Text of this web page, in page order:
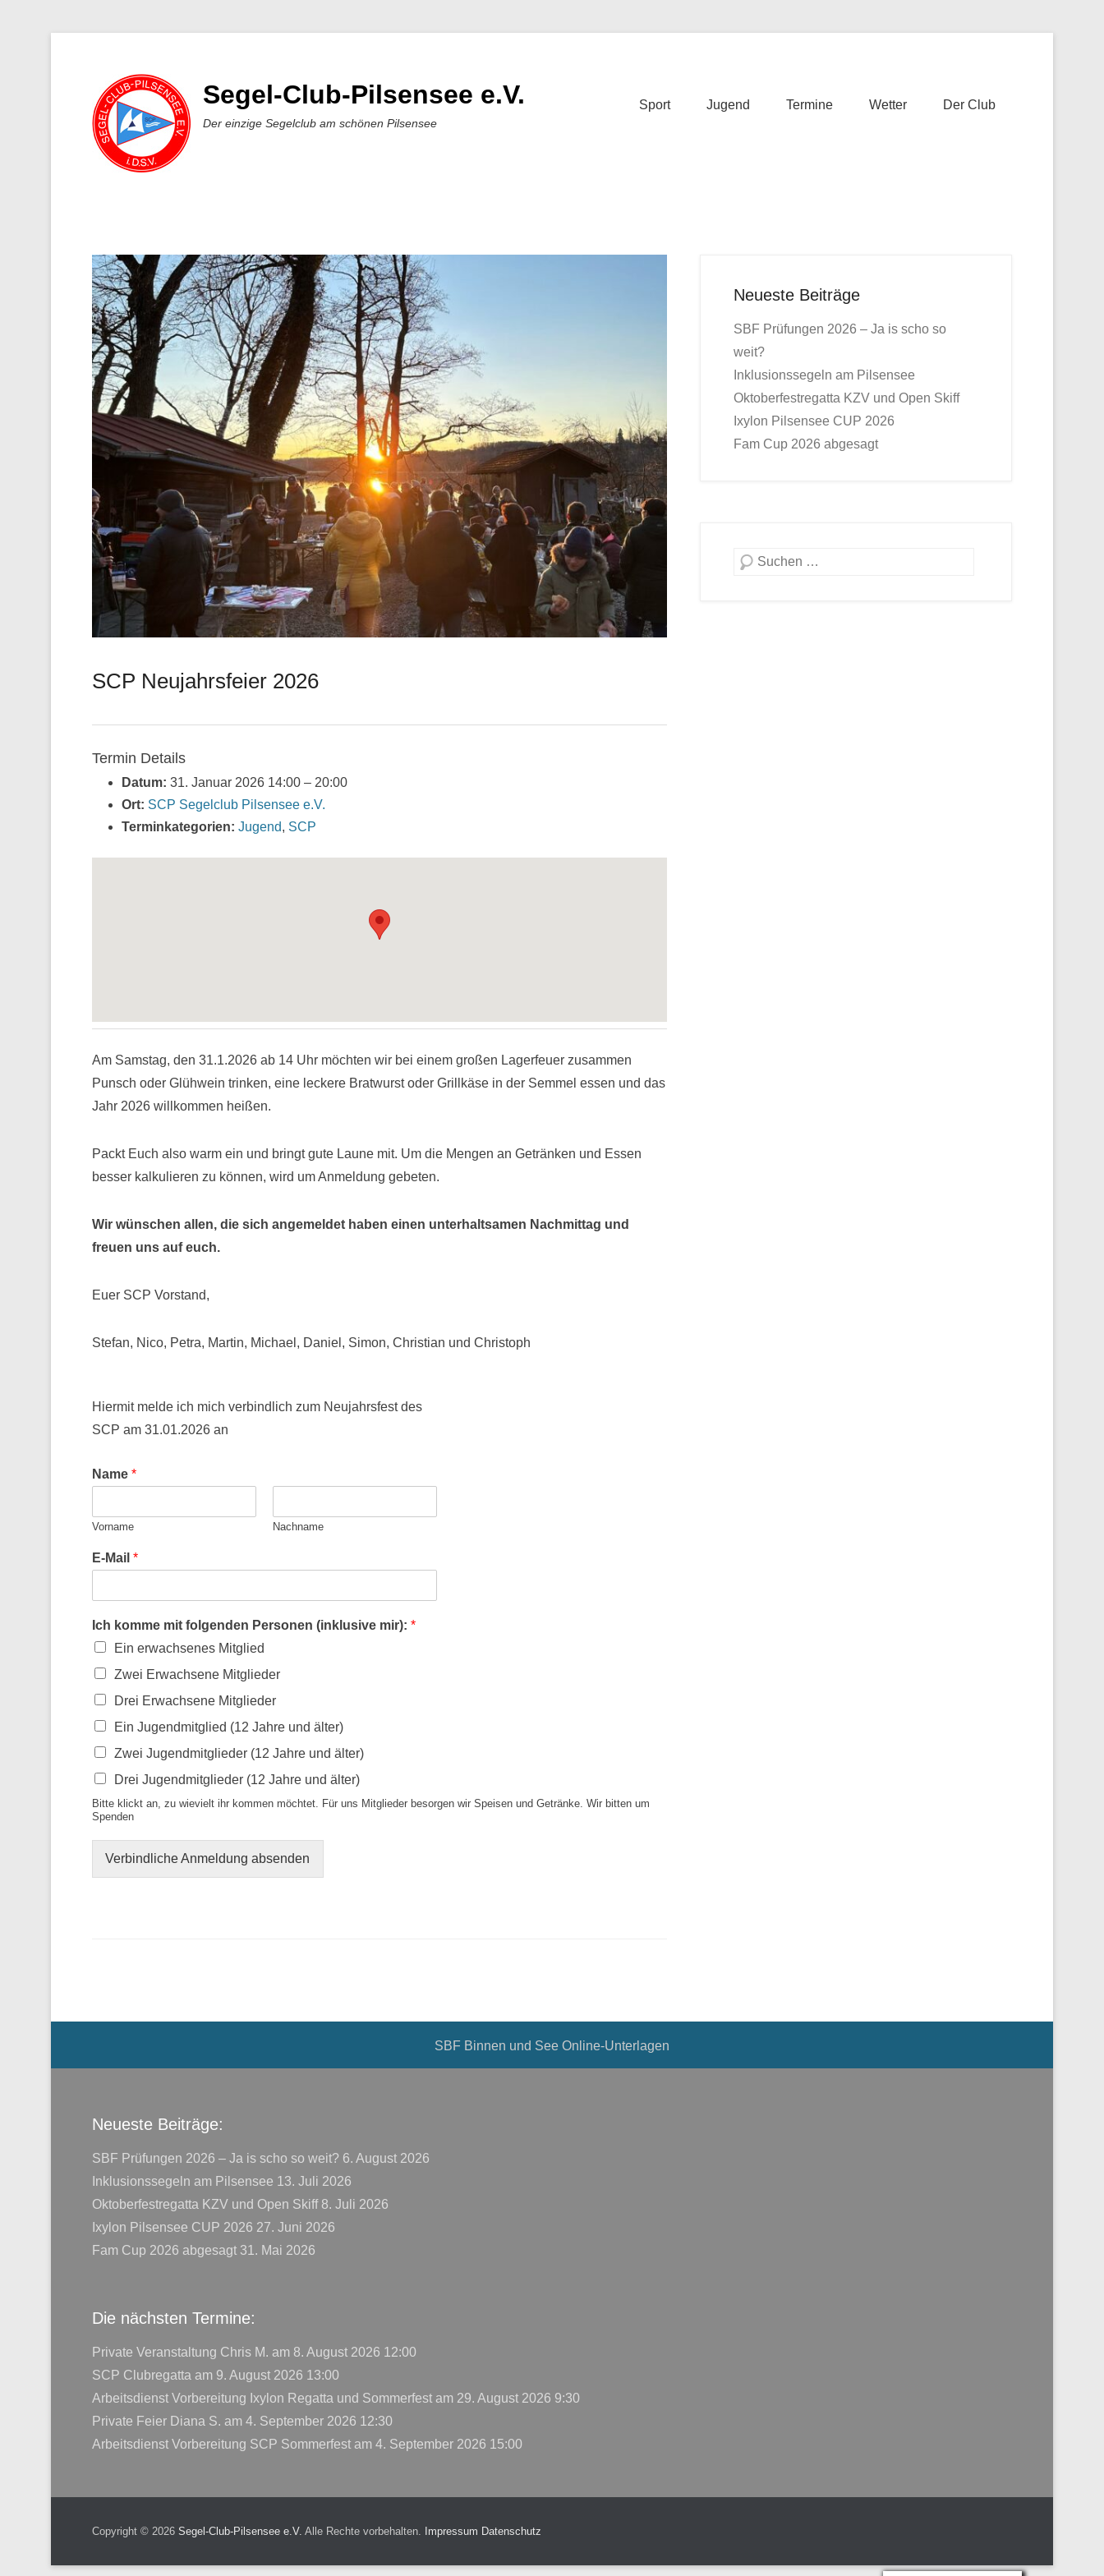
Segel-Club-Pilsensee e.V.
Der einzige Segelclub am schönen Pilsensee
Sport Jugend Termine Wetter Der Club
SCP Neujahrsfeier 2026
Termin Details
Datum: 31. Januar 2026 14:00 – 20:00
Ort: SCP Segelclub Pilsensee e.V.
Terminkategorien: Jugend, SCP
Am Samstag, den 31.1.2026 ab 14 Uhr möchten wir bei einem großen Lagerfeuer zusammen
Punsch oder Glühwein trinken, eine leckere Bratwurst oder Grillkäse in der Semmel essen und das
Jahr 2026 willkommen heißen.
Packt Euch also warm ein und bringt gute Laune mit. Um die Mengen an Getränken und Essen
besser kalkulieren zu können, wird um Anmeldung gebeten.
Wir wünschen allen, die sich angemeldet haben einen unterhaltsamen Nachmittag und
freuen uns auf euch.
Euer SCP Vorstand,
Stefan, Nico, Petra, Martin, Michael, Daniel, Simon, Christian und Christoph
Hiermit melde ich mich verbindlich zum Neujahrsfest des
SCP am 31.01.2026 an
Name *
Vorname Nachname
E-Mail *
Ich komme mit folgenden Personen (inklusive mir): *
Ein erwachsenes Mitglied
Zwei Erwachsene Mitglieder
Drei Erwachsene Mitglieder
Ein Jugendmitglied (12 Jahre und älter)
Zwei Jugendmitglieder (12 Jahre und älter)
Drei Jugendmitglieder (12 Jahre und älter)
Bitte klickt an, zu wievielt ihr kommen möchtet. Für uns Mitglieder besorgen wir Speisen und Getränke. Wir bitten um
Spenden
Verbindliche Anmeldung absenden
Neueste Beiträge
SBF Prüfungen 2026 – Ja is scho so
weit?
Inklusionssegeln am Pilsensee
Oktoberfestregatta KZV und Open Skiff
Ixylon Pilsensee CUP 2026
Fam Cup 2026 abgesagt
Suche
SBF Binnen und See Online-Unterlagen
Neueste Beiträge:
SBF Prüfungen 2026 – Ja is scho so weit? 6. August 2026
Inklusionssegeln am Pilsensee 13. Juli 2026
Oktoberfestregatta KZV und Open Skiff 8. Juli 2026
Ixylon Pilsensee CUP 2026 27. Juni 2026
Fam Cup 2026 abgesagt 31. Mai 2026
Die nächsten Termine:
Private Veranstaltung Chris M. am 8. August 2026 12:00
SCP Clubregatta am 9. August 2026 13:00
Arbeitsdienst Vorbereitung Ixylon Regatta und Sommerfest am 29. August 2026 9:30
Private Feier Diana S. am 4. September 2026 12:30
Arbeitsdienst Vorbereitung SCP Sommerfest am 4. September 2026 15:00
Copyright © 2026 Segel-Club-Pilsensee e.V. Alle Rechte vorbehalten. Impressum Datenschutz